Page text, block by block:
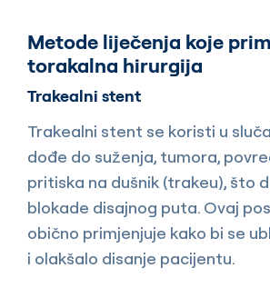
Metode liječenja koje
torakalna hirurgija
Trakealni stent
Trakealni stent se koristi u
dođe do suženja, tumora,
pritiska na dušnik (trakeu), što
blokade disajnog puta. Ovaj
obično primjenjuje kako bi se
i olakšalo disanje pacijentu.